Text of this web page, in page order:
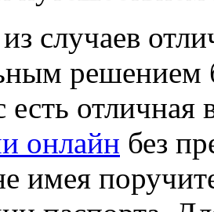
случаев
решением
есть
онлайн без
имея